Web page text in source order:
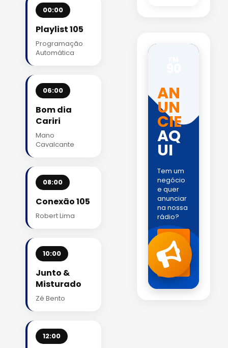
00:00
Playlist 105
Programação
Automática
06:00
Bom dia
Cariri
Mano
Cavalcante
08:00
Conexão 105
Robert Lima
10:00
Junto &
Misturado
Zé Bento
12:00
AN
UN
CIE
AQ
UI
Tem um
negócio
e quer
anunciar
na nossa
rádio?
Fale
com
a
gente
!